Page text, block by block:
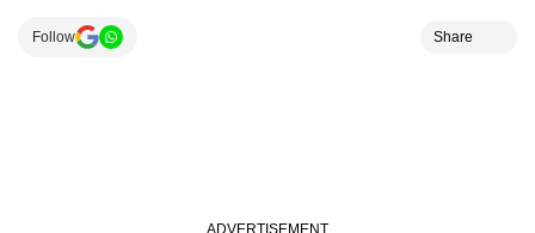
Follow Share